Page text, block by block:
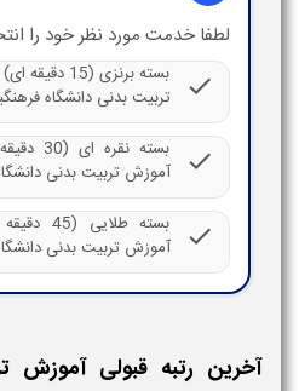
لطفا خدمت مورد نظر خود را
check
بسته برنزی
تربیت بدنی دانشگاه
check
بسته
آموزش تربیت بدنی
check
بسته
آموزش تربیت بدنی
آخرین رتبه قبولی آموزش